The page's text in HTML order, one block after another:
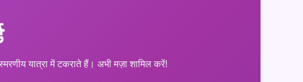
यात्रा में टकराते हैं। अभी मज़ा शामिल करें!